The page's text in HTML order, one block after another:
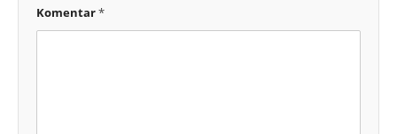
Komentar*